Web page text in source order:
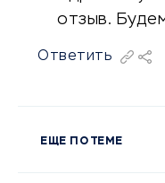
отзыв.
Ответить
ЕЩЕ ПО ТЕМЕ